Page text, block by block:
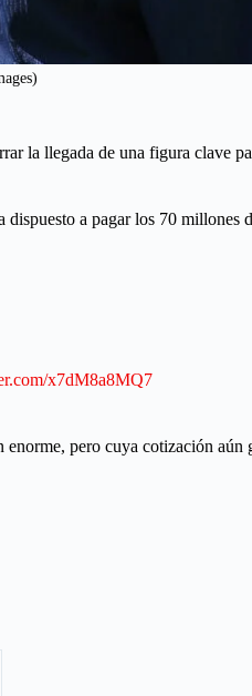
la llegada de una figura clave
dispuesto a pagar los 70 millones
x7dM8a8MQ7
pero cuya cotización